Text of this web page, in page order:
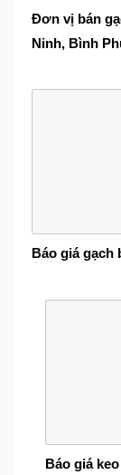
Đơn vị bán
Ninh, Bình
Báo giá gạch
Báo giá